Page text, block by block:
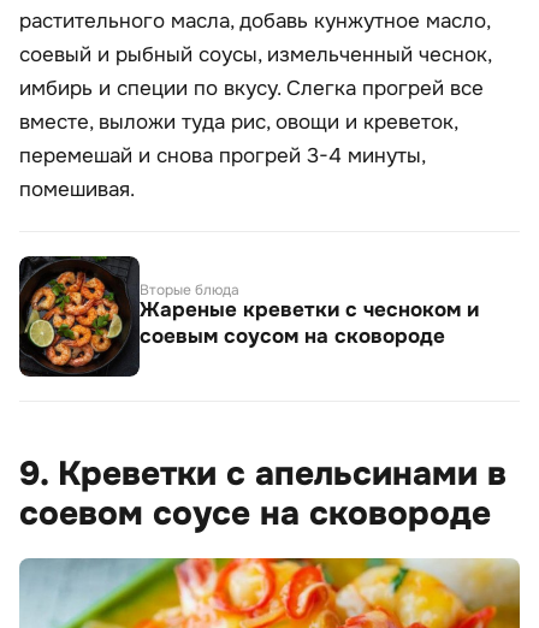
растительного масла, добавь кунжутное масло,
соевый и рыбный соусы, измельченный чеснок,
имбирь и специи по вкусу. Слегка прогрей все
вместе, выложи туда рис, овощи и креветок,
перемешай и снова прогрей 3-4 минуты,
помешивая.
Вторые блюда
Жареные креветки с чесноком и
соевым соусом на сковороде
9. Креветки с апельсинами в
соевом соусе на сковороде